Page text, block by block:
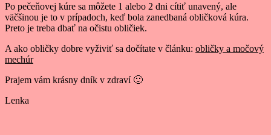
Po pečeňovej kúre sa môžete 1 alebo 2 dni cítiť unavený, ale
väčšinou je to v prípadoch, keď bola zanedbaná obličková kúra.
Preto je treba dbať na očistu obličiek.
A ako obličky dobre vyživiť sa dočítate v článku: obličky a močový
mechúr
Prajem vám krásny dník v zdraví 🙂
Lenka